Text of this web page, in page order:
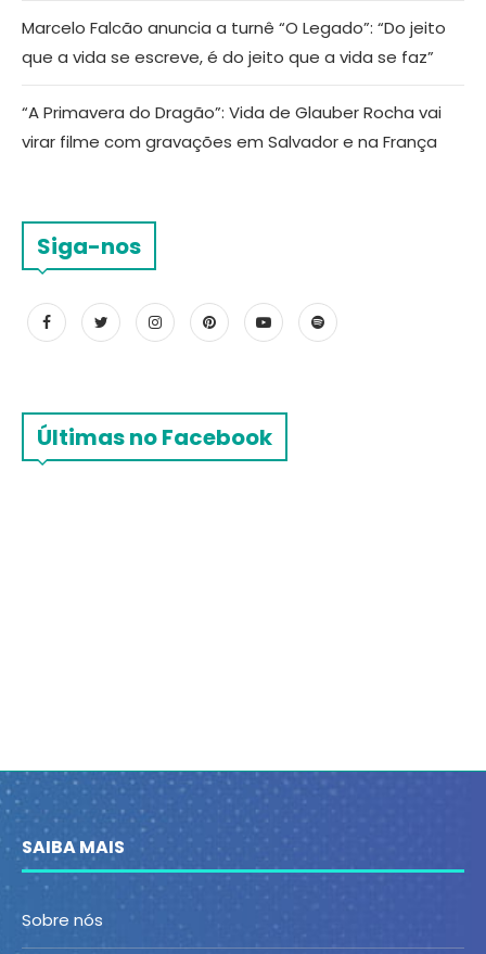
Marcelo Falcão anuncia a turnê “O Legado”: “Do jeito
que a vida se escreve, é do jeito que a vida se faz”
“A Primavera do Dragão”: Vida de Glauber Rocha vai
virar filme com gravações em Salvador e na França
Siga-nos
Últimas no Facebook
SAIBA MAIS
Sobre nós